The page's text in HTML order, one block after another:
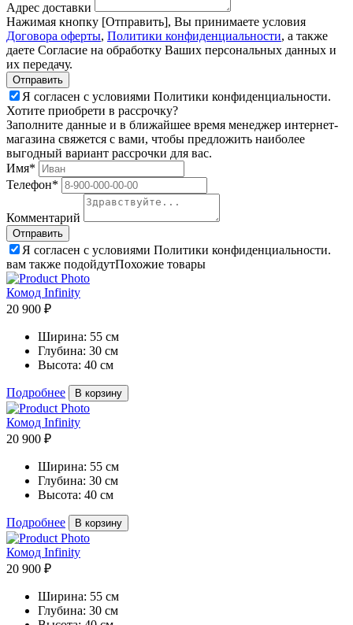
Адрес доставки
Нажимая кнопку [Отправить], Вы принимаете условия
Договора оферты, Политики конфиденциальности, а также
даете Согласие на обработку Ваших персональных данных и
их передачу.
Я согласен с условиями Политики конфиденциальности.
Хотите приобрети в рассрочку?
Заполните данные и в ближайшее время менеджер интернет-
магазина свяжется с вами, чтобы предложить наиболее
выгодный вариант рассрочки для вас.
Имя*
Телефон*
Комментарий
Я согласен с условиями Политики конфиденциальности.
вам также подойдутПохожие товары
Комод Infinity
20 900 ₽
Ширина: 55 см
Глубина: 30 см
Высота: 40 см
Подробнее В корзину
Комод Infinity
20 900 ₽
Ширина: 55 см
Глубина: 30 см
Высота: 40 см
Подробнее В корзину
Комод Infinity
20 900 ₽
Ширина: 55 см
Глубина: 30 см